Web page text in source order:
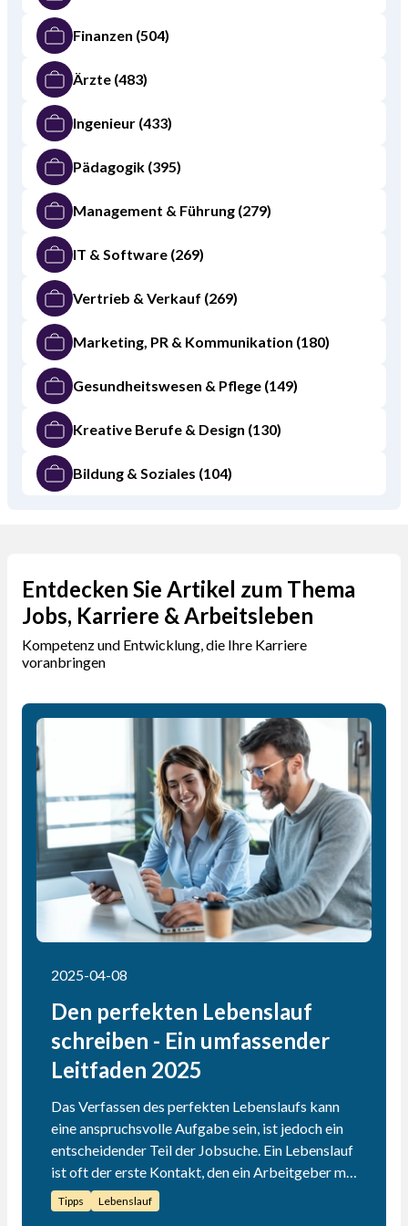
Finanzen (504)
Ärzte (483)
Ingenieur (433)
Pädagogik (395)
Management & Führung (279)
IT & Software (269)
Vertrieb & Verkauf (269)
Marketing, PR & Kommunikation (180)
Gesundheitswesen & Pflege (149)
Kreative Berufe & Design (130)
Bildung & Soziales (104)
Entdecken Sie Artikel zum Thema
Jobs, Karriere & Arbeitsleben
Kompetenz und Entwicklung, die Ihre Karriere
voranbringen
2025-04-08
Den perfekten Lebenslauf
schreiben - Ein umfassender
Leitfaden 2025
Das Verfassen des perfekten Lebenslaufs kann
eine anspruchsvolle Aufgabe sein, ist jedoch ein
entscheidender Teil der Jobsuche. Ein Lebenslauf
ist oft der erste Kontakt, den ein Arbeitgeber mit
einem Bewerber hat, und ein gut geschriebener
Lebenslauf kann Türen zu einem
Tipps Lebenslauf